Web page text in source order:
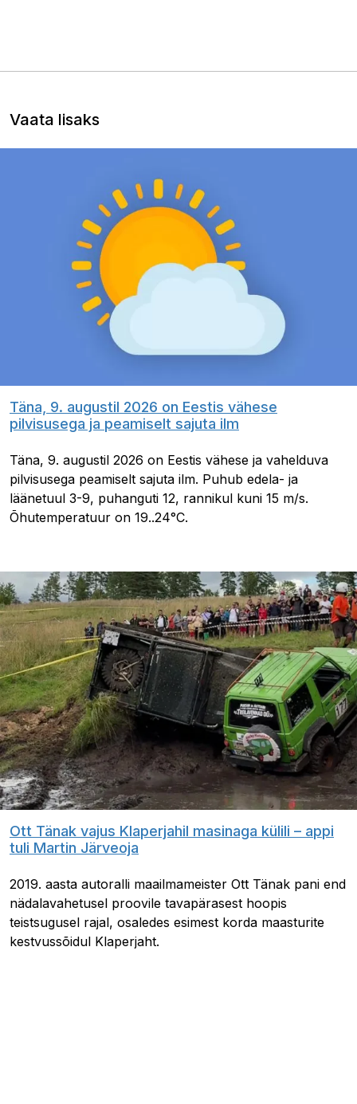
Vaata lisaks
Täna, 9. augustil 2026 on Eestis vähese
pilvisusega ja peamiselt sajuta ilm
Täna, 9. augustil 2026 on Eestis vähese ja vahelduva
pilvisusega peamiselt sajuta ilm. Puhub edela- ja
läänetuul 3-9, puhanguti 12, rannikul kuni 15 m/s.
Õhutemperatuur on 19..24°C.
Ott Tänak vajus Klaperjahil masinaga külili – appi
tuli Martin Järveoja
2019. aasta autoralli maailmameister Ott Tänak pani end
nädalavahetusel proovile tavapärasest hoopis
teistsugusel rajal, osaledes esimest korda maasturite
kestvussõidul Klaperjaht.